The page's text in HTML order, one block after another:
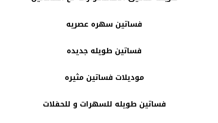
فساتين سهره عصريه
فساتين طويله جديده
موديلات فساتين مثيره
فساتين طويله للسهرات و للحفلات